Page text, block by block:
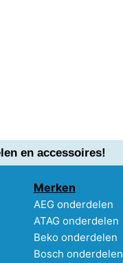
en accessoires!
Merken
AEG onderdelen
ATAG onderdelen
Beko onderdelen
Bosch onderdelen